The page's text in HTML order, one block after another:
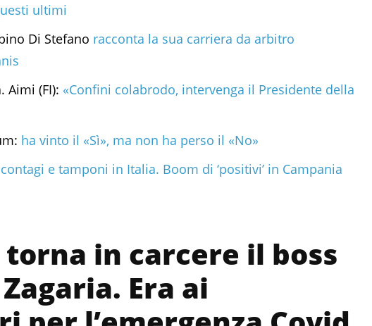
ultimi
Di Stefano racconta la sua carriera da arbitro
Aimi (FI): «Confini colabrodo, intervenga il Presidente della
ha vinto il «Sì», ma non ha perso il «No»
contagi e tamponi in Italia. Boom di ‘positivi’ in Campania
in carcere il boss
Era ai